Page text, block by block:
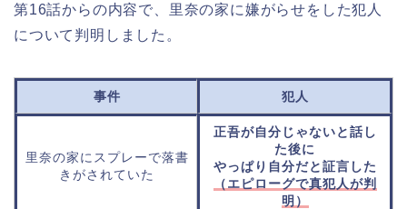
第16話からの内容で、里奈の家に嫌がらせをした犯人
について判明しました。
事件 犯人
里奈の家にスプレーで落書
きがされていた
正吾が自分じゃないと話し
た後に
やっぱり自分だと証言した
（エピローグで真犯人が判
明）